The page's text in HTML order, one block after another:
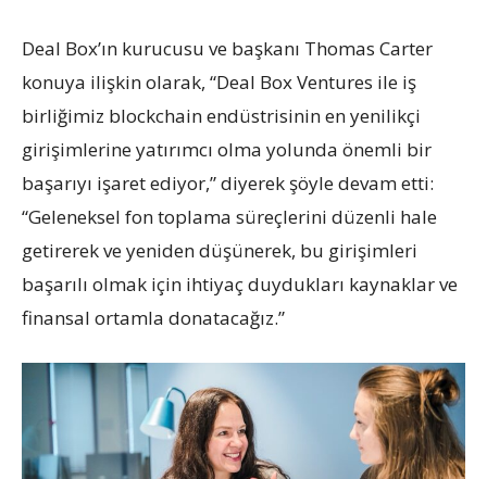
Deal Box’ın kurucusu ve başkanı Thomas Carter
konuya ilişkin olarak, “Deal Box Ventures ile iş
birliğimiz blockchain endüstrisinin en yenilikçi
girişimlerine yatırımcı olma yolunda önemli bir
başarıyı işaret ediyor,” diyerek şöyle devam etti:
“Geleneksel fon toplama süreçlerini düzenli hale
getirerek ve yeniden düşünerek, bu girişimleri
başarılı olmak için ihtiyaç duydukları kaynaklar ve
finansal ortamla donatacağız.”